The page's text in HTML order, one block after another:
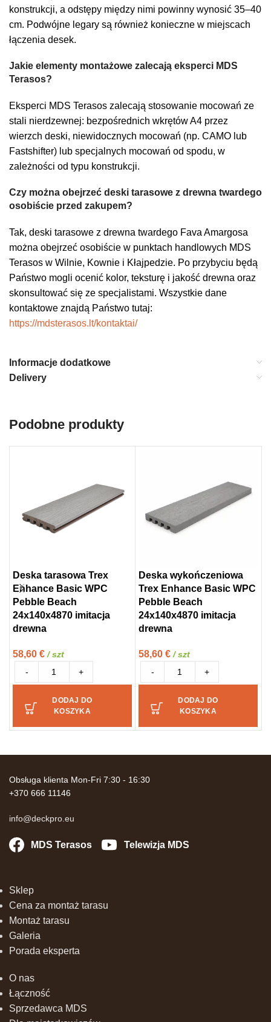
konstrukcji, a odstępy między nimi powinny wynosić 35–40
cm. Podwójne legary są również konieczne w miejscach
łączenia desek.
Jakie elementy montażowe zalecają eksperci MDS
Terasos?
Eksperci MDS Terasos zalecają stosowanie mocowań ze
stali nierdzewnej: bezpośrednich wkrętów A4 przez
wierzch deski, niewidocznych mocowań (np. CAMO lub
Fastshifter) lub specjalnych mocowań od spodu, w
zależności od typu konstrukcji.
Czy można obejrzeć deski tarasowe z drewna twardego
osobiście przed zakupem?
Tak, deski tarasowe z drewna twardego Fava Amargosa
można obejrzeć osobiście w punktach handlowych MDS
Terasos w Wilnie, Kownie i Kłajpedzie. Po przybyciu będą
Państwo mogli ocenić kolor, teksturę i jakość drewna oraz
skonsultować się ze specjalistami. Wszystkie dane
kontaktowe znajdą Państwo tutaj:
https://mdsterasos.lt/kontaktai/
Informacje dodatkowe
Delivery
Podobne produkty
Deska tarasowa Trex
Enhance Basic WPC
Pebble Beach
24x140x4870 imitacja
drewna
58,60 € / szt
-
+
DODAJ DO
KOSZYKA
Deska wykończeniowa
Trex Enhance Basic WPC
Pebble Beach
24x140x4870 imitacja
drewna
58,60 € / szt
-
+
DODAJ DO
KOSZYKA
Obsługa klienta Mon-Fri 7:30 - 16:30
+370 666 11146
info@deckpro.eu
MDS Terasos Telewizja MDS
Sklep
Cena za montaż tarasu
Montaż tarasu
Galeria
Porada eksperta
O nas
Łączność
Sprzedawca MDS